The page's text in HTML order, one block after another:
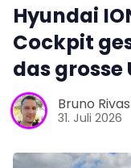
Hyundai
Cockpit
das grosse
Bruno Rivas
31. Juli 2026